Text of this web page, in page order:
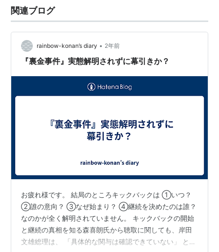
u.ac.jp/~tamura/yogohoritu6.htm#syouninnkannmon
n
関連ブログ
rainbow-konan’s diary • 2年前
『裏金事件』実態解明されずに幕引きか？
お疲れ様です。 結局のところキックバックは ①いつ？
②誰の意向？ ③なぜ始まり？ ④継続を決めたのは誰？
なのかが全く解明されていません。 キックバックの開始
と継続の真相を知る森喜朗氏から聴取に関しても、岸田
文雄総理は、 「具体的な関与は確認できていない」 とし